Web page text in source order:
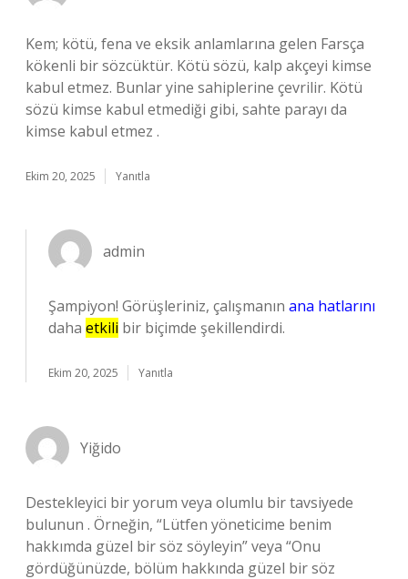
Kem; kötü, fena ve eksik anlamlarına gelen Farsça
kökenli bir sözcüktür. Kötü sözü, kalp akçeyi kimse
kabul etmez. Bunlar yine sahiplerine çevrilir. Kötü
sözü kimse kabul etmediği gibi, sahte parayı da
kimse kabul etmez .
Ekim 20, 2025 Yanıtla
admin
Şampiyon! Görüşleriniz, çalışmanın ana hatlarını
daha etkili bir biçimde şekillendirdi.
Ekim 20, 2025 Yanıtla
Yiğido
Destekleyici bir yorum veya olumlu bir tavsiyede
bulunun . Örneğin, “Lütfen yöneticime benim
hakkımda güzel bir söz söyleyin” veya “Onu
gördüğünüzde, bölüm hakkında güzel bir söz